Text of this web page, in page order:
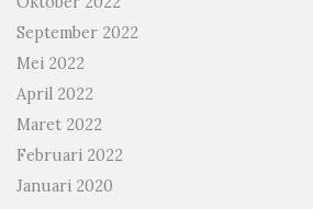
September 2022
Mei 2022
April 2022
Maret 2022
Februari 2022
Januari 2020